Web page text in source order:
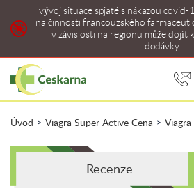
vývoj situace spjaté s nákazou covid-
na činnosti francouzského
v závislosti na regionu může dojít
dodávky.
Úvod > Viagra Super Active Cena >
Recenze